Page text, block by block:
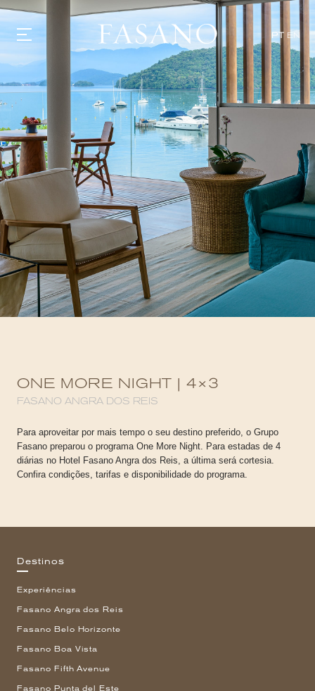
PT EN
GASTRONOMIA
HOTÉIS
EXPERIÊNCIAS
EVENTOS
VILLAS
SHOP | SELEZIONE
DESCUBRA
WHAT'S COOKING
CORRIERE
HISTÓRIA
SUSTENTABILIDADE
CONTATO
ONE MORE NIGHT | 4×3
FASANO ANGRA DOS REIS
Para aproveitar por mais tempo o seu destino preferido, o Grupo
Fasano preparou o programa One More Night. Para estadas de 4
diárias no Hotel Fasano Angra dos Reis, a última será cortesia.
Confira condições, tarifas e disponibilidade do programa.
Destinos
Experiências
Fasano Angra dos Reis
Fasano Belo Horizonte
Fasano Boa Vista
Fasano Fifth Avenue
Fasano Punta del Este